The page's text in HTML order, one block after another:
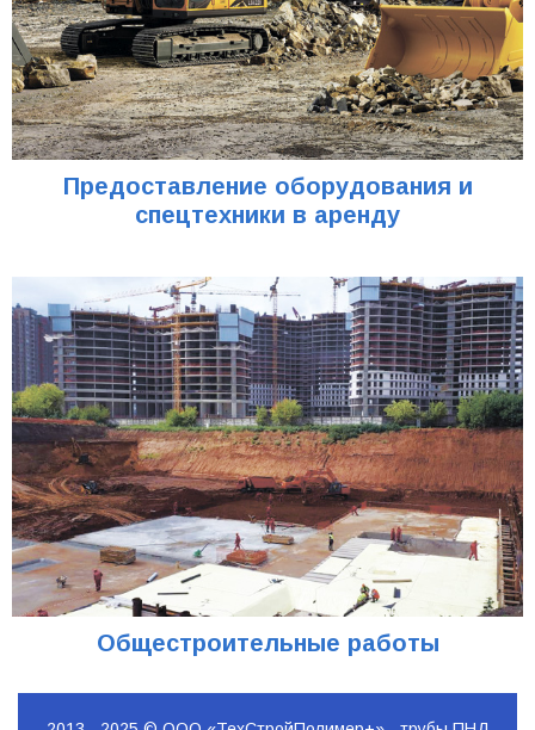
Предоставление оборудования и
спецтехники в аренду
Общестроительные работы